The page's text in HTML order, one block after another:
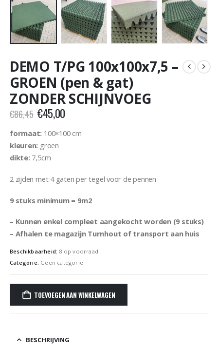
DEMO T/PG 100x100x7,5 –
GROEN (pen & gat)
ZONDER SCHIJNVOEG
€86,45 Oorspronkelijke
prijs
was:
€86,45.
€45,00Huidige
is:
formaat: 100×100 cm
kleuren: groen
dikte: 7,5cm
2 zijden met 4 gaten per tegel voor de pennen
9 stuks minimum = 9m2
– Kunnen enkel compleet aangekocht worden (9 stuks)
– Afhalen te magazijn Turnhout of transport aan huis
Beschikbaarheid: 8 op voorraad
Categorie: Geen categorie
TOEVOEGEN AAN WINKELWAGEN
BESCHRIJVING